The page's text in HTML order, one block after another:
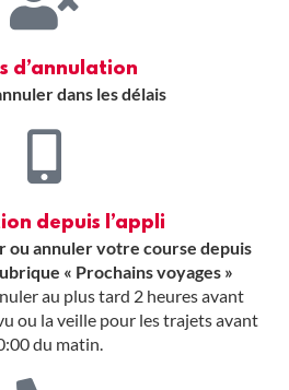
d’annulation
dans les délais
depuis l’appli
ou annuler votre course depuis
« Prochains voyages »
au plus tard 2 heures avant
ou la veille pour les trajets avant
du matin.